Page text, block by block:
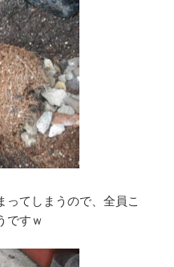
ってしまうので、全員こ
ですｗ